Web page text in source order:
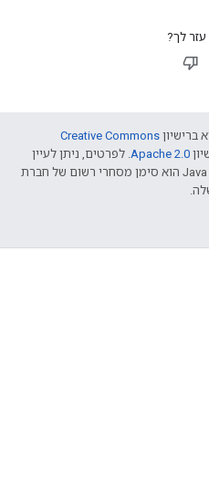
לך?
ברישיון Creative Commons
Apache 2.0. לפרטים, ניתן לעיין
.‏ Java הוא סימן מסחרי רשום של חברת